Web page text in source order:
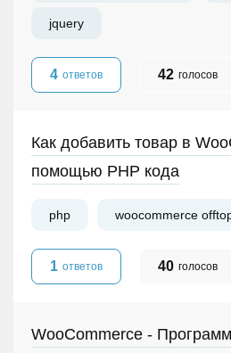
jquery
4 ответов 42 голосов
Как добавить товар в
помощью PHP кода
php woocommerce
1 ответов 40 голосов
WooCommerce -